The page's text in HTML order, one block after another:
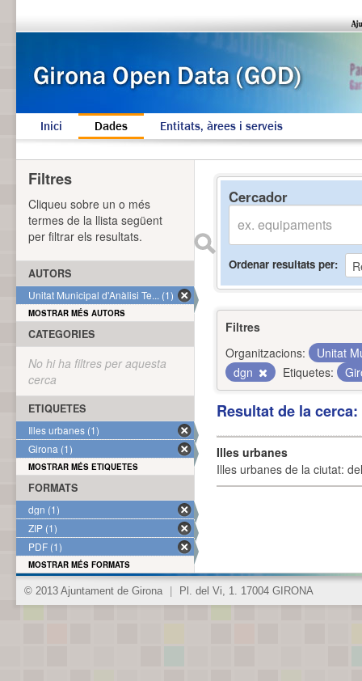
Inici Dades Entitats, àrees i serveis
Cercador
Ordenar resultats per
Filtres
Organitzacions:
Unitat
dgn
Etiquetes:
Resultat de la
Illes urbanes
Illes urbanes de la ciutat:
Filtres
Cliqueu sobre un o més
termes de la llista següent
per filtrar els resultats.
AUTORS
Unitat Municipal d'Anàlisi Te... (1)
MOSTRAR MÉS AUTORS
CATEGORIES
No hi ha filtres per aquesta
cerca
ETIQUETES
Illes urbanes (1)
Girona (1)
MOSTRAR MÉS ETIQUETES
FORMATS
dgn (1)
ZIP (1)
PDF (1)
MOSTRAR MÉS FORMATS
© 2013 Ajuntament de Girona Pl. del Vi, 1. 17004 GIRONA